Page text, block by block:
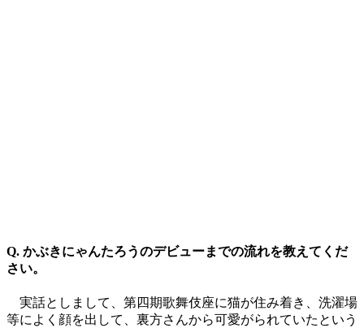
Q. かぶきにゃんたろうのデビューまでの流れを教えてくだ
さい。
実話としまして、第四期歌舞伎座に猫が住み着き、洗濯場
等によく顔を出して、裏方さんから可愛がられていたという